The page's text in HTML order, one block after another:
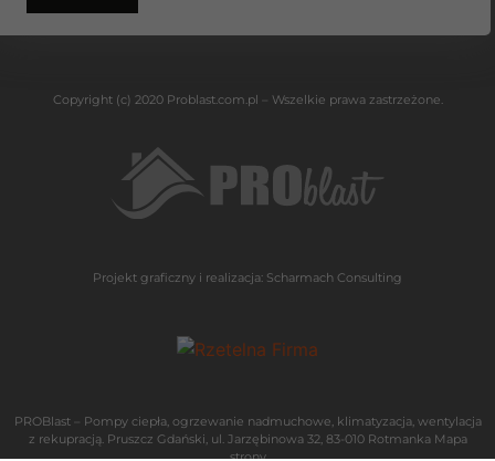
Copyright (c) 2020 Problast.com.pl – Wszelkie prawa zastrzeżone.
Projekt graficzny i realizacja: Scharmach Consulting
PROBlast – Pompy ciepła, ogrzewanie nadmuchowe, klimatyzacja, wentylacja
z rekupracją. Pruszcz Gdański, ul. Jarzębinowa 32, 83-010 Rotmanka Mapa
strony